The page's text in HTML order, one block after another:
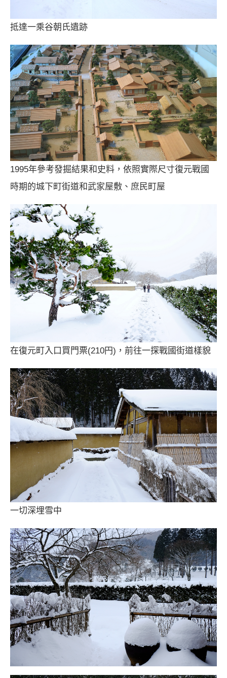
抵達一乘谷朝氏遺跡
1995年參考發掘結果和史料，依照實際尺寸復元戰國
時期的城下町街道和武家屋敷、庶民町屋
在復元町入口買門票(210円)，前往一探戰國街道樣貌
一切深埋雪中